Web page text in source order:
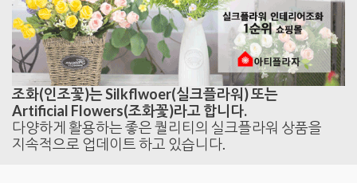
조화(인조꽃)는 Silkflwoer(실크플라워) 또는
Artificial Flowers(조화꽃)라고 합니다.
다양하게 활용하는 좋은 퀄리티의 실크플라워 상품을
지속적으로 업데이트 하고 있습니다.